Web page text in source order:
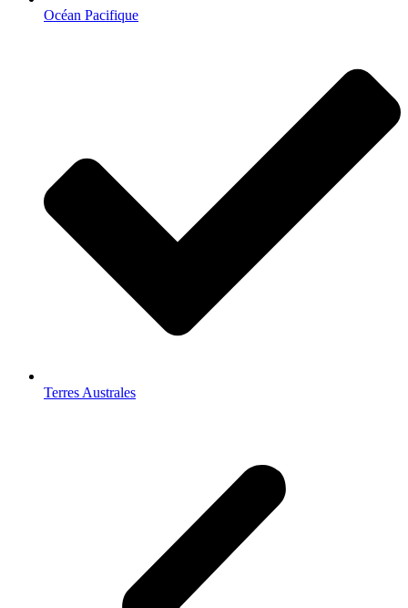
Océan Pacifique
Terres Australes